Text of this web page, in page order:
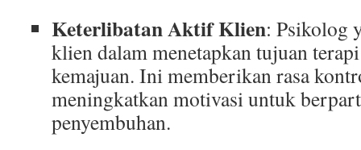
Keterlibatan Aktif Klien: Psikolog
klien dalam menetapkan tujuan
kemajuan. Ini memberikan rasa
meningkatkan motivasi untuk
penyembuhan.